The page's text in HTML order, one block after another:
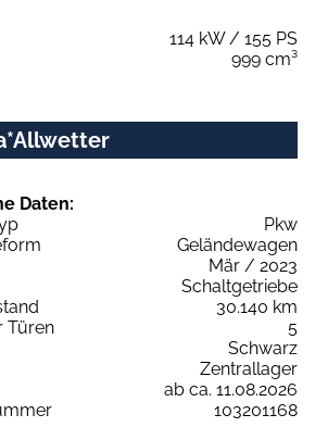
114 kW / 155 PS
999 cm³
Daten:
Pkw
Geländewagen
Mär / 2023
Schaltgetriebe
30.140 km
Türen
5
Schwarz
Zentrallager
ab ca. 11.08.2026
103201168